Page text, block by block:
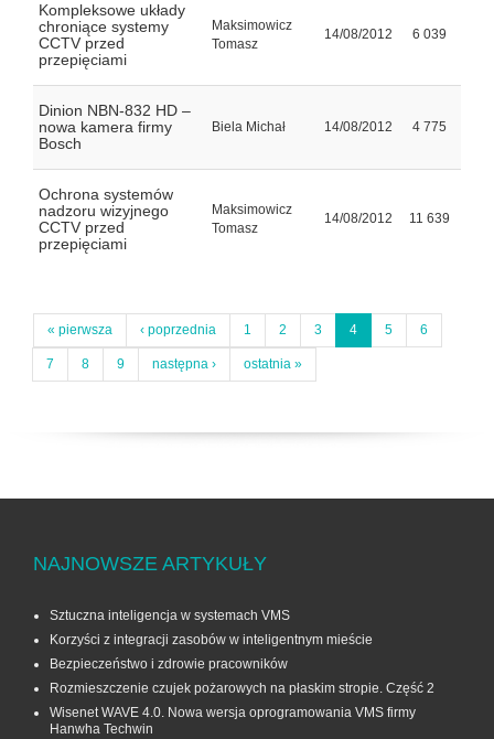
Kompleksowe układy
chroniące systemy
CCTV przed
przepięciami
Maksimowicz
Tomasz
14/08/2012 6 039
Dinion NBN-832 HD –
nowa kamera firmy
Bosch
Biela Michał 14/08/2012 4 775
Ochrona systemów
nadzoru wizyjnego
CCTV przed
przepięciami
Maksimowicz
Tomasz
14/08/2012 11 639
« pierwsza ‹ poprzednia 1 2 3 4 5 6
7 8 9 następna › ostatnia »
NAJNOWSZE ARTYKUŁY
Sztuczna inteligencja w systemach VMS
Korzyści z integracji zasobów w inteligentnym mieście
Bezpieczeństwo i zdrowie pracowników
Rozmieszczenie czujek pożarowych na płaskim stropie. Część 2
Wisenet WAVE 4.0. Nowa wersja oprogramowania VMS firmy
Hanwha Techwin